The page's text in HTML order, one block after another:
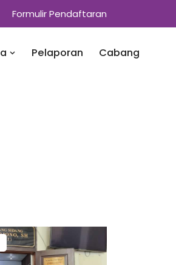
Formulir Pendaftaran
Pelaporan Cabang